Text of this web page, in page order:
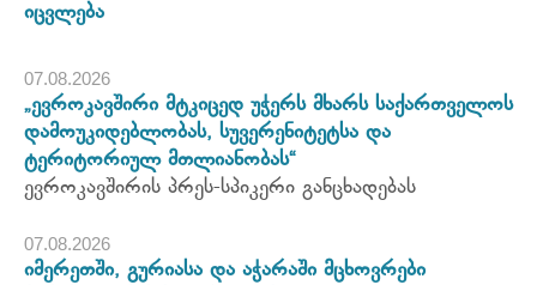
იცვლება
07.08.2026
„ევროკავშირი მტკიცედ უჭერს მხარს საქართველოს
დამოუკიდებლობას, სუვერენიტეტსა და
ტერიტორიულ მთლიანობას“
ევროკავშირის პრეს-სპიკერი განცხადებას
07.08.2026
იმერეთში, გურიასა და აჭარაში მცხოვრები